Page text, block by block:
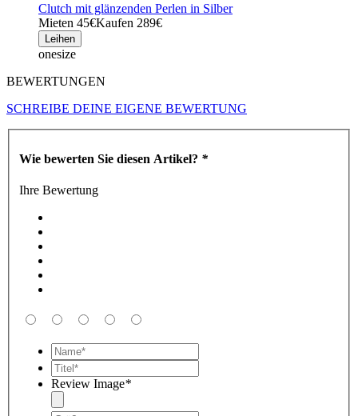
Clutch mit glänzenden Perlen in Silber
Mieten 45€Kaufen 289€
Leihen
onesize
BEWERTUNGEN
SCHREIBE DEINE EIGENE BEWERTUNG
Wie bewerten Sie diesen Artikel? *
Ihre Bewertung
Review Image*